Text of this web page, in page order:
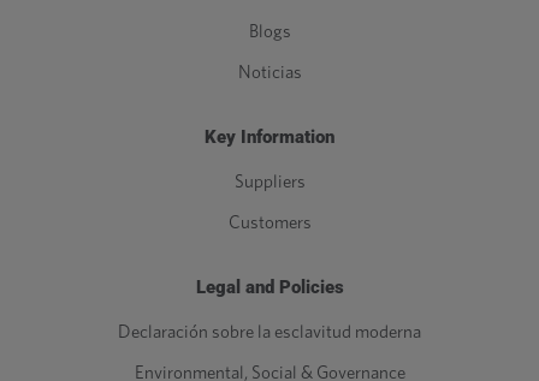
Blogs
Noticias
Key Information
Suppliers
Customers
Legal and Policies
Declaración sobre la esclavitud moderna
Environmental, Social & Governance